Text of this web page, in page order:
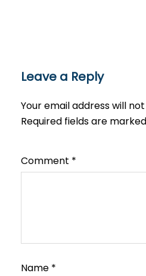
Leave a Reply
Your email address will
Required fields are marked
Comment *
Name *